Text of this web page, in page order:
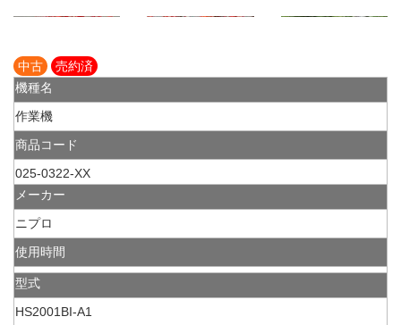
中古
売約済
機種名
作業機
商品コード
025-0322-XX
メーカー
ニプロ
使用時間
型式
HS2001BI-A1